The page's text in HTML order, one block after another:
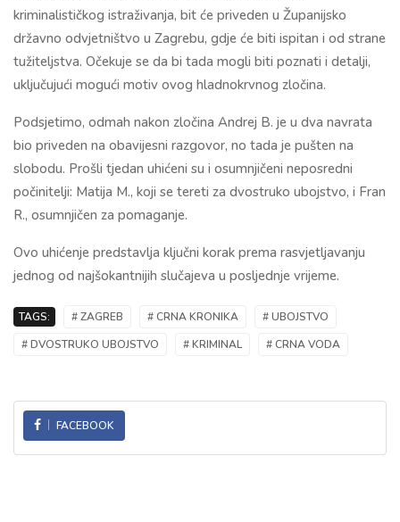
kriminalističkog istraživanja, bit će priveden u Županijsko
državno odvjetništvo u Zagrebu, gdje će biti ispitan i od strane
tužiteljstva. Očekuje se da bi tada mogli biti poznati i detalji,
uključujući mogući motiv ovog hladnokrvnog zločina.
Podsjetimo, odmah nakon zločina Andrej B. je u dva navrata
bio priveden na obavijesni razgovor, no tada je pušten na
slobodu. Prošli tjedan uhićeni su i osumnjičeni neposredni
počinitelji: Matija M., koji se tereti za dvostruko ubojstvo, i Fran
R., osumnjičen za pomaganje.
Ovo uhićenje predstavlja ključni korak prema rasvjetljavanju
jednog od najšokantnijih slučajeva u posljednje vrijeme.
TAGS: # ZAGREB # CRNA KRONIKA
# UBOJSTVO
# DVOSTRUKO UBOJSTVO
# KRIMINAL # CRNA VODA
FACEBOOK